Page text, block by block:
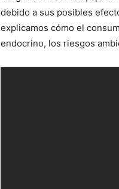
debido a sus posibles
explicamos cómo el
endocrino, los riesgos